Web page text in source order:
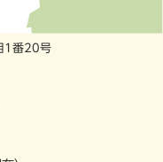
1番20号